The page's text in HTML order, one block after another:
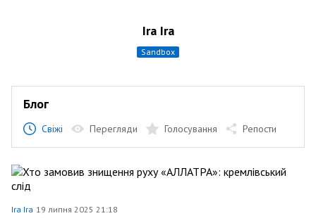
Ira Ira
sandbox
Блог
Свіжі Перегляди Голосування Репости
Ira Ira 19 липня 2025 21:18